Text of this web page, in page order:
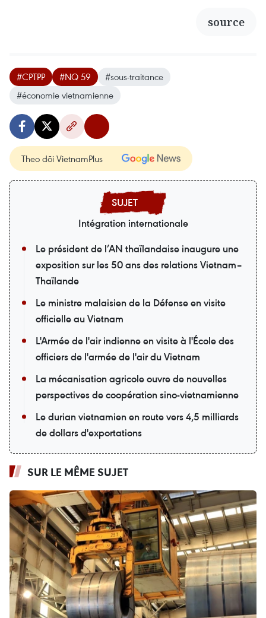
source
#CPTPP #NQ 59
#sous-traitance
#économie vietnamienne
Theo dõi VietnamPlus
Intégration internationale
Le président de l’AN thaïlandaise inaugure une
exposition sur les 50 ans des relations Vietnam–
Thaïlande
Le ministre malaisien de la Défense en visite
officielle au Vietnam
L'Armée de l'air indienne en visite à l'École des
officiers de l'armée de l'air du Vietnam
La mécanisation agricole ouvre de nouvelles
perspectives de coopération sino-vietnamienne
Le durian vietnamien en route vers 4,5 milliards
de dollars d'exportations
SUR LE MÊME SUJET